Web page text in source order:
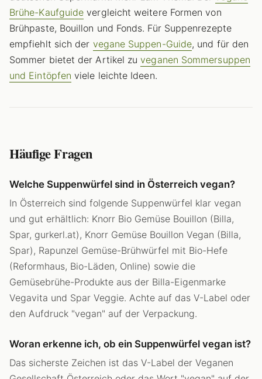
Brühe-Kaufguide vergleicht weitere Formen von
Brühpaste, Bouillon und Fonds. Für Suppenrezepte
empfiehlt sich der vegane Suppen-Guide, und für den
Sommer bietet der Artikel zuveganen Sommersuppen
und Eintöpfen viele leichte Ideen.
Häufige Fragen
Welche Suppenwürfel sind in Österreich vegan?
In Österreich sind folgende Suppenwürfel klar vegan
und gut erhältlich: Knorr Bio Gemüse Bouillon (Billa,
Spar, gurkerl.at), Knorr Gemüse Bouillon Vegan (Billa,
Spar), Rapunzel Gemüse-Brühwürfel mit Bio-Hefe
(Reformhaus, Bio-Läden, Online) sowie die
Gemüsebrühe-Produkte aus der Billa-Eigenmarke
Vegavita und Spar Veggie. Achte auf das V-Label oder
den Aufdruck "vegan" auf der Verpackung.
Woran erkenne ich, ob ein Suppenwürfel vegan ist?
Das sicherste Zeichen ist das V-Label der Veganen